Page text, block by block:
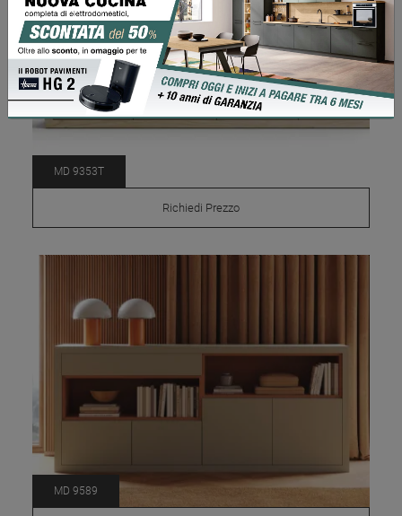
MD 9353T
Richiedi Prezzo
MD 9589